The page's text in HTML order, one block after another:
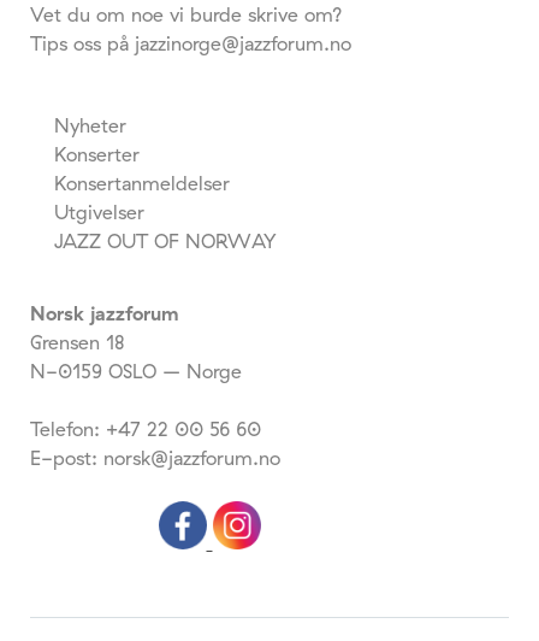
Vet du om noe vi burde skrive om?
Tips oss på jazzinorge@jazzforum.no
Nyheter
Konserter
Konsertanmeldelser
Utgivelser
JAZZ OUT OF NORWAY
Norsk jazzforum
Grensen 18
N-0159 OSLO – Norge
Telefon: +47 22 00 56 60
E-post: norsk@jazzforum.no